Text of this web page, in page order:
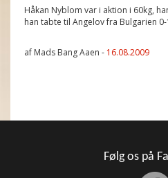
Håkan Nyblom var i aktion i 60kg,
han tabte til Angelov fra Bulgarien
af Mads Bang Aaen - 16.08.2009
Følg os på